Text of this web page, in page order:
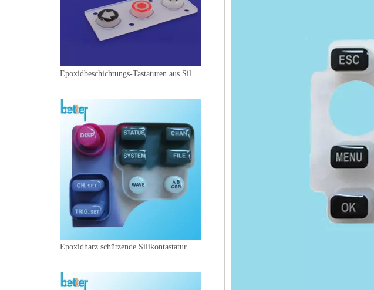
Epoxidbeschichtungs-Tastaturen aus Silikonkautschuk
Epoxidharz schützende Silikontastatur